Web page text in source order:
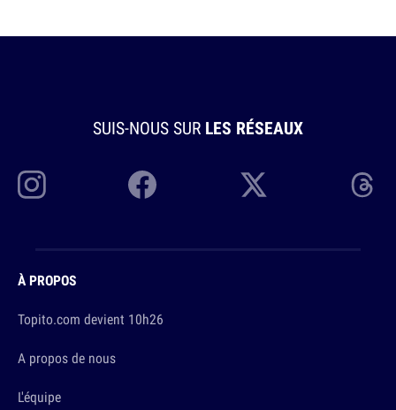
SUIS-NOUS SUR LES RÉSEAUX
À PROPOS
Topito.com devient 10h26
A propos de nous
L'équipe